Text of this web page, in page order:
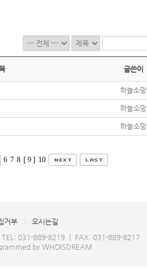
글쓴이
하늘소망
하늘소망
하늘소망
6 7 8 [ 9 ] 10
거부
오시는길
TEL: 031-889-8219 ｜ FAX: 031-889-8217
by WHOISDREAM